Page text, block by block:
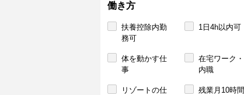
働き方
扶養控除内勤
務可
1日4h以内可
体を動かす仕
事
在宅ワーク・
内職
リゾートの仕
残業月10時間